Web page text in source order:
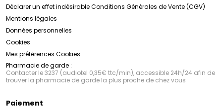
Déclarer un effet indésirableConditions Générales de Vente (CGV)
Mentions légales
Données personnelles
Cookies
Mes préférences Cookies
Pharmacie de garde :
Contacter le 3237 (audiotel 0,35€ ttc/min), accessible 24h/24 afin de
trouver la pharmacie de garde la plus proche de chez vous
Paiement